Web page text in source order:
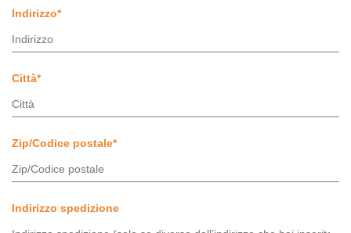
Indirizzo*
Città*
Zip/Codice postale*
Indirizzo spedizione